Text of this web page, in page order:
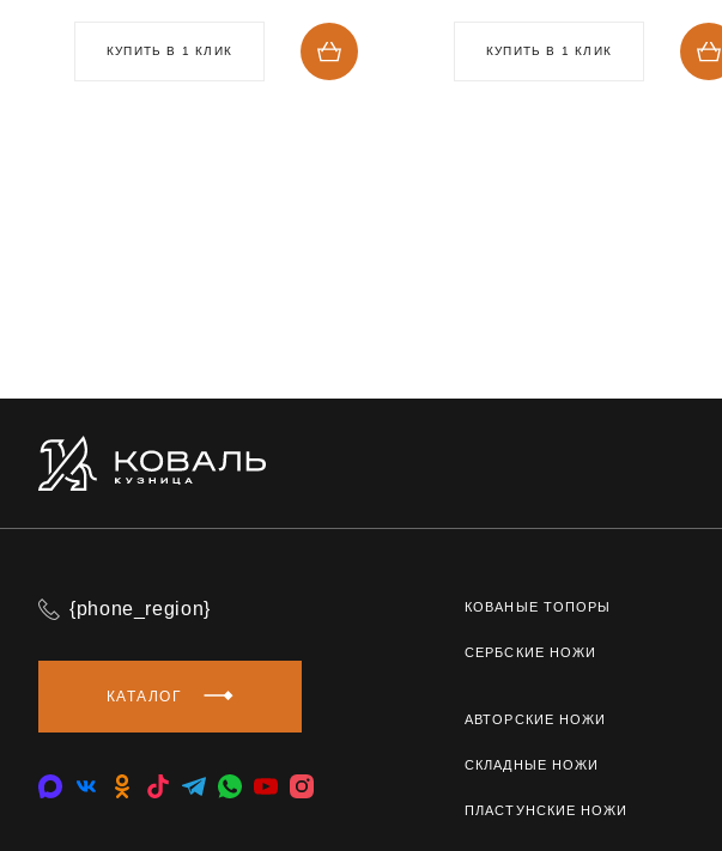
КУПИТЬ В 1 КЛИК КУПИТЬ В 1 КЛИК
{phone_region}
КАТАЛОГ
КОВАНЫЕ ТОПОРЫ
СЕРБСКИЕ НОЖИ
АВТОРСКИЕ НОЖИ
СКЛАДНЫЕ НОЖИ
ПЛАСТУНСКИЕ НОЖИ